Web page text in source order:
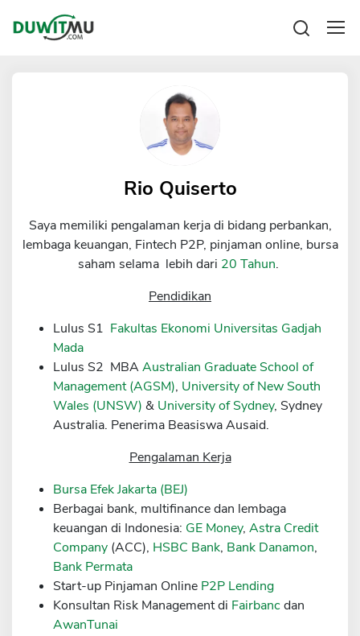
Mengelola keuangan
Pinjaman Online
Hutang
KTA
Broker Forex
Sekuritas Saham
Bank Digital
Crypto
Exchange
Asuransi
Asuransi Jiwa
Asuransi Kesehatan
Asuransi Syariah
Rio Quiserto
Saya memiliki pengalaman kerja di bidang perbankan,
lembaga keuangan, Fintech P2P, pinjaman online, bursa
saham selama lebih dari 20 Tahun.
Pendidikan
Lulus S1 Fakultas Ekonomi Universitas Gadjah
Mada
Lulus S2 MBAAustralian Graduate School of
Management (AGSM), University of New South
Wales (UNSW) & University of Sydney, Sydney
Australia. Penerima Beasiswa Ausaid.
Pengalaman Kerja
Bursa Efek Jakarta (BEJ)
Berbagai bank, multifinance dan lembaga
keuangan di Indonesia: GE Money,Astra Credit
Company (ACC), HSBC Bank, Bank Danamon,
Bank Permata
Start-up Pinjaman Online P2P Lending
Konsultan Risk Management di Fairbancdan
AwanTunai